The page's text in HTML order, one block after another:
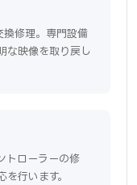
換修理。専門設備
な映像を取り戻し
トローラーの修
行います。